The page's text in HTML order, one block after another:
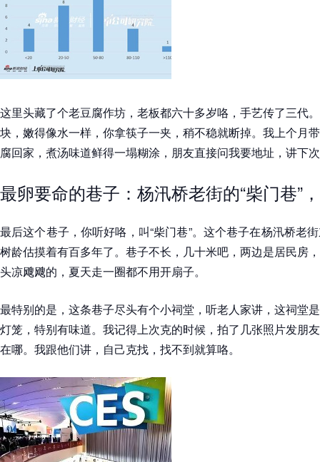
这里头藏了个老豆腐作坊，老板都六十多岁咯，手艺传了三代
块，嫩得像水一样，你拿筷子一夹，稍不稳就断掉。我上个月
腐回家，煮汤味道鲜得一塌糊涂，朋友直接问我要地址，讲下
最卵要命的巷子：杨汛桥老街的“柴门巷”
最后这个巷子，你听好咯，叫“柴门巷”。这个巷子在杨汛桥老
树龄估摸着有百多年了。巷子不长，几十米吧，两边是居民房
头凉飕飕的，夏天走一圈都不用开扇子。
最特别的是，这条巷子尽头有个小祠堂，听老人家讲，这祠堂
灯笼，特别有味道。我记得上次克的时候，拍了几张照片发朋
在哪。我跟他们讲，自己克找，找不到就算咯。